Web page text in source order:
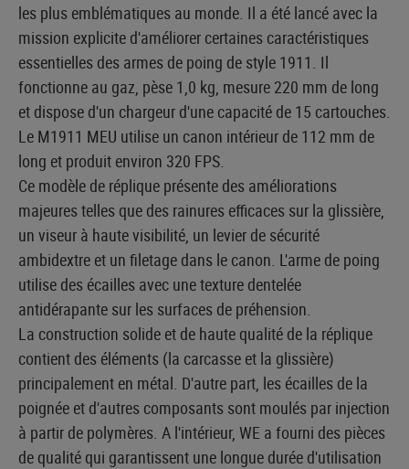
les plus emblématiques au monde. Il a été lancé avec la
mission explicite d'améliorer certaines caractéristiques
essentielles des armes de poing de style 1911. Il
fonctionne au gaz, pèse 1,0 kg, mesure 220 mm de long
et dispose d'un chargeur d'une capacité de 15 cartouches.
Le M1911 MEU utilise un canon intérieur de 112 mm de
long et produit environ 320 FPS.
Ce modèle de réplique présente des améliorations
majeures telles que des rainures efficaces sur la glissière,
un viseur à haute visibilité, un levier de sécurité
ambidextre et un filetage dans le canon. L'arme de poing
utilise des écailles avec une texture dentelée
antidérapante sur les surfaces de préhension.
La construction solide et de haute qualité de la réplique
contient des éléments (la carcasse et la glissière)
principalement en métal. D'autre part, les écailles de la
poignée et d'autres composants sont moulés par injection
à partir de polymères. A l'intérieur, WE a fourni des pièces
de qualité qui garantissent une longue durée d'utilisation